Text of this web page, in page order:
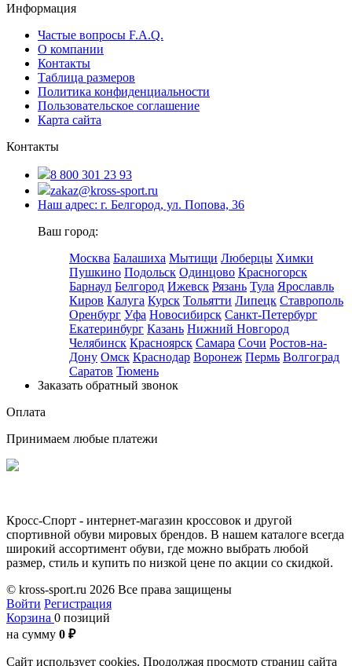
Информация
Частые вопросы F.A.Q.
О компании
Контакты
Таблица размеров
Политика конфиденциальности
Пользовательское соглашение
Карта сайта
Контакты
8 800 301 23 93
zakaz@kross-sport.ru
Наш адрес: г. Белгород, ул. Попова, 36
Ваш город:
Москва Балашиха Мытищи Люберцы Химки
Пушкино Подольск Одинцово Красногорск
Барнаул Белгород Ижевск Рязань Тула Ярославль
Киров Калуга Курск Тольятти Липецк Ставрополь
Оренбург Уфа Новосибирск Санкт-Петербург
Екатеринбург Казань Нижний Новгород
Челябинск Красноярск Самара Сочи Ростов-на-
Дону Омск Краснодар Воронеж Пермь Волгоград
Саратов Тюмень
Заказать обратный звонок
Оплата
Принимаем любые платежи
Кросс-Спорт - интернет-магазин кроссовок и другой
спортивной обуви мировых брендов. В нашем каталоге всегда
широкий ассортимент обуви, где можно выбрать любой
размер, стиль и купить по низкой цене по акции со скидкой.
© kross-sport.ru 2026 Все права защищены
Войти Регистрация
Корзина 0 позиций
на сумму 0 ₽
Сайт использует cookies. Продолжая просмотр страниц сайта